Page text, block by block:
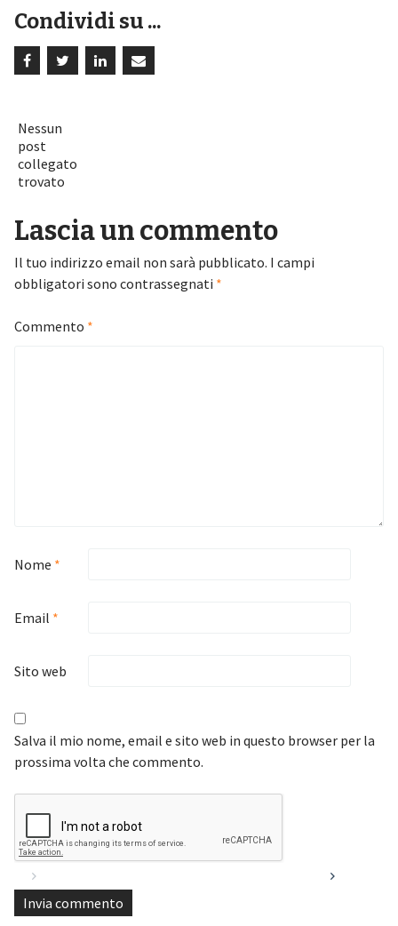
navigation
Condividi su ...
Nessun
post
collegato
trovato
Lascia un commento
Il tuo indirizzo email non sarà pubblicato. I campi
obbligatori sono contrassegnati *
Commento *
Nome *
Email *
Sito web
Salva il mio nome, email e sito web in questo browser per la
prossima volta che commento.